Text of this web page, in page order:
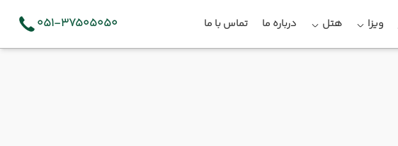
ویزا هتل درباره ما تماس با ما
051-37505050